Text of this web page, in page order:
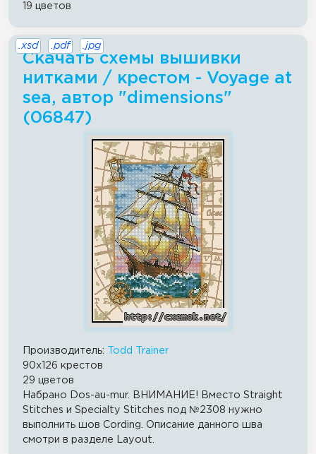
19 цветов
Скачать схемы вышивки
нитками / крестом - Voyage at
sea, автор "dimensions"
(06847)
.xsd .pdf .jpg
Производитель:
Todd Trainer
90x126 крестов
29 цветов
Набрано Dos-au-mur. ВНИМАНИЕ! Вместо Straight
Stitches и Specialty Stitches под №2308 нужно
выполнить шов Cording. Описание данного шва
смотри в разделе Layout.